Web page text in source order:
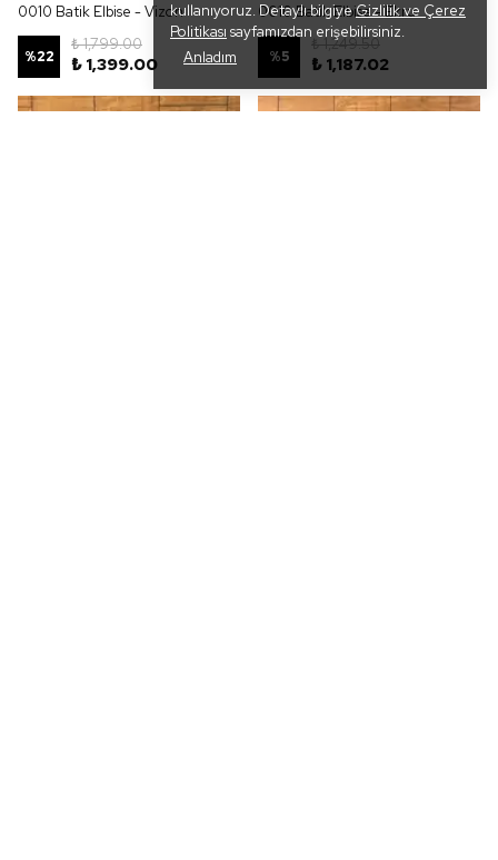
kullanıyoruz. Detaylı bilgiyeGizlilik ve Çerez
Politikası sayfamızdan erişebilirsiniz.
Anladım
0010 Batik Elbise - Vizon
%22
₺ 1,799.00
₺ 1,399.00
0010 Batik Elbise - Ekru
%5
₺ 1,249.50
₺ 1,187.02